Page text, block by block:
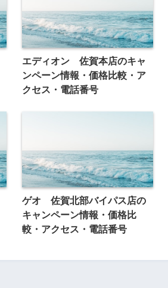
エディオン 佐賀本店のキャ
ンペーン情報・価格比較・ア
クセス・電話番号
ゲオ 佐賀北部バイパス店の
キャンペーン情報・価格比
較・アクセス・電話番号